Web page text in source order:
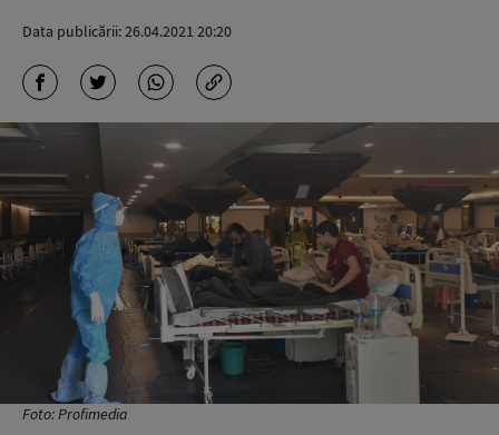
Data publicării:26.04.2021 20:20
Foto: Profimedia